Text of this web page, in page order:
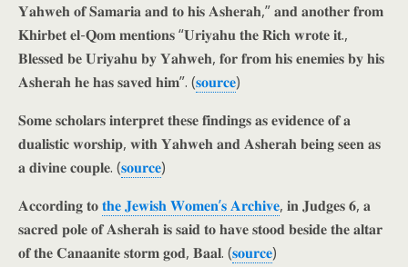
𝐘𝐚𝐡𝐰𝐞𝐡 𝐨𝐟 𝐒𝐚𝐦𝐚𝐫𝐢𝐚 𝐚𝐧𝐝 𝐭𝐨 𝐡𝐢𝐬 𝐀𝐬𝐡𝐞𝐫𝐚𝐡,” 𝐚𝐧𝐝 𝐚𝐧𝐨𝐭𝐡𝐞𝐫 𝐟𝐫𝐨𝐦
𝐊𝐡𝐢𝐫𝐛𝐞𝐭 𝐞𝐥-𝐐𝐨𝐦 𝐦𝐞𝐧𝐭𝐢𝐨𝐧𝐬 “𝐔𝐫𝐢𝐲𝐚𝐡𝐮 𝐭𝐡𝐞 𝐑𝐢𝐜𝐡 𝐰𝐫𝐨𝐭𝐞 𝐢𝐭.,
𝐁𝐥𝐞𝐬𝐬𝐞𝐝 𝐛𝐞 𝐔𝐫𝐢𝐲𝐚𝐡𝐮 𝐛𝐲 𝐘𝐚𝐡𝐰𝐞𝐡, 𝐟𝐨𝐫 𝐟𝐫𝐨𝐦 𝐡𝐢𝐬 𝐞𝐧𝐞𝐦𝐢𝐞𝐬 𝐛𝐲 𝐡𝐢𝐬
𝐀𝐬𝐡𝐞𝐫𝐚𝐡 𝐡𝐞 𝐡𝐚𝐬 𝐬𝐚𝐯𝐞𝐝 𝐡𝐢𝐦”. (𝐬𝐨𝐮𝐫𝐜𝐞)
𝐒𝐨𝐦𝐞 𝐬𝐜𝐡𝐨𝐥𝐚𝐫𝐬 𝐢𝐧𝐭𝐞𝐫𝐩𝐫𝐞𝐭 𝐭𝐡𝐞𝐬𝐞 𝐟𝐢𝐧𝐝𝐢𝐧𝐠𝐬 𝐚𝐬 𝐞𝐯𝐢𝐝𝐞𝐧𝐜𝐞 𝐨𝐟 𝐚
𝐝𝐮𝐚𝐥𝐢𝐬𝐭𝐢𝐜 𝐰𝐨𝐫𝐬𝐡𝐢𝐩, 𝐰𝐢𝐭𝐡 𝐘𝐚𝐡𝐰𝐞𝐡 𝐚𝐧𝐝 𝐀𝐬𝐡𝐞𝐫𝐚𝐡 𝐛𝐞𝐢𝐧𝐠 𝐬𝐞𝐞𝐧 𝐚𝐬
𝐚 𝐝𝐢𝐯𝐢𝐧𝐞 𝐜𝐨𝐮𝐩𝐥𝐞. (𝐬𝐨𝐮𝐫𝐜𝐞)
𝐀𝐜𝐜𝐨𝐫𝐝𝐢𝐧𝐠 𝐭𝐨𝐭𝐡𝐞 𝐉𝐞𝐰𝐢𝐬𝐡 𝐖𝐨𝐦𝐞𝐧’𝐬 𝐀𝐫𝐜𝐡𝐢𝐯𝐞, 𝐢𝐧 𝐉𝐮𝐝𝐠𝐞𝐬 𝟔, 𝐚
𝐬𝐚𝐜𝐫𝐞𝐝 𝐩𝐨𝐥𝐞 𝐨𝐟 𝐀𝐬𝐡𝐞𝐫𝐚𝐡 𝐢𝐬 𝐬𝐚𝐢𝐝 𝐭𝐨 𝐡𝐚𝐯𝐞 𝐬𝐭𝐨𝐨𝐝 𝐛𝐞𝐬𝐢𝐝𝐞 𝐭𝐡𝐞 𝐚𝐥𝐭𝐚𝐫
𝐨𝐟 𝐭𝐡𝐞 𝐂𝐚𝐧𝐚𝐚𝐧𝐢𝐭𝐞 𝐬𝐭𝐨𝐫𝐦 𝐠𝐨𝐝, 𝐁𝐚𝐚𝐥. (𝐬𝐨𝐮𝐫𝐜𝐞)